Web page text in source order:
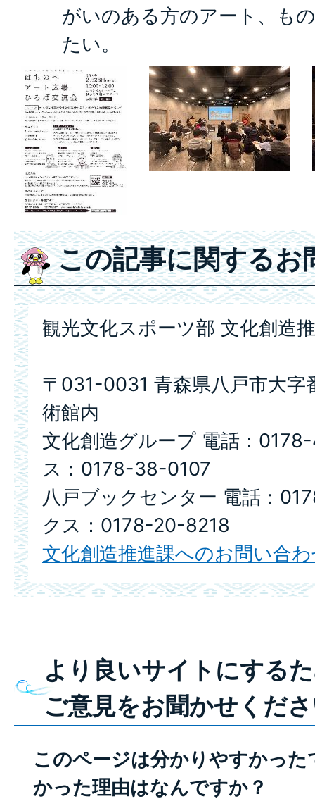
がいのある方のアート、も
たい。
この記事に関するお
観光文化スポーツ部 文化創造
〒031-0031 青森県八戸市大字
術館内
文化創造グループ 電話：
ス：0178-38-0107
八戸ブックセンター 電話：
クス：0178-20-8218
文化創造推進課へのお問い合
より良いサイトにする
ご意見をお聞かせくだ
このページは分かりやすかっ
かった理由はなんですか？